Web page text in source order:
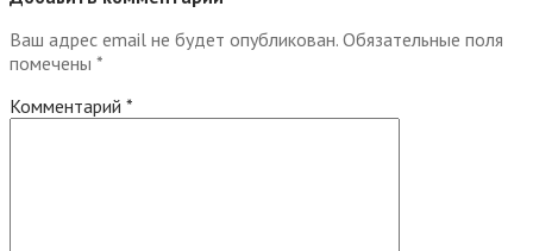
Ваш адрес email не будет опубликован. Обязательные поля
помечены *
Комментарий *